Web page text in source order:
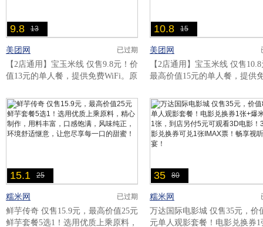
9.8 13
美团网 已过期
【2店通用】宝玉米线 仅售9.8元！价
值13元的单人餐，提供免费WiFi。原
40余种炸串任你选择..
10.8 15
美团网
【2店通用】宝玉米线 仅售
最高价值15元的单人餐，提供
味道..
15.1 25
糯米网 已过期
鲜芋传奇 仅售15.9元，最高价值25元
鲜芋套餐5选1！选用优质上乘原料，
35 80
糯米网
万达国际电影城 仅售35元，价
元单人观影套餐！电影兑换券1